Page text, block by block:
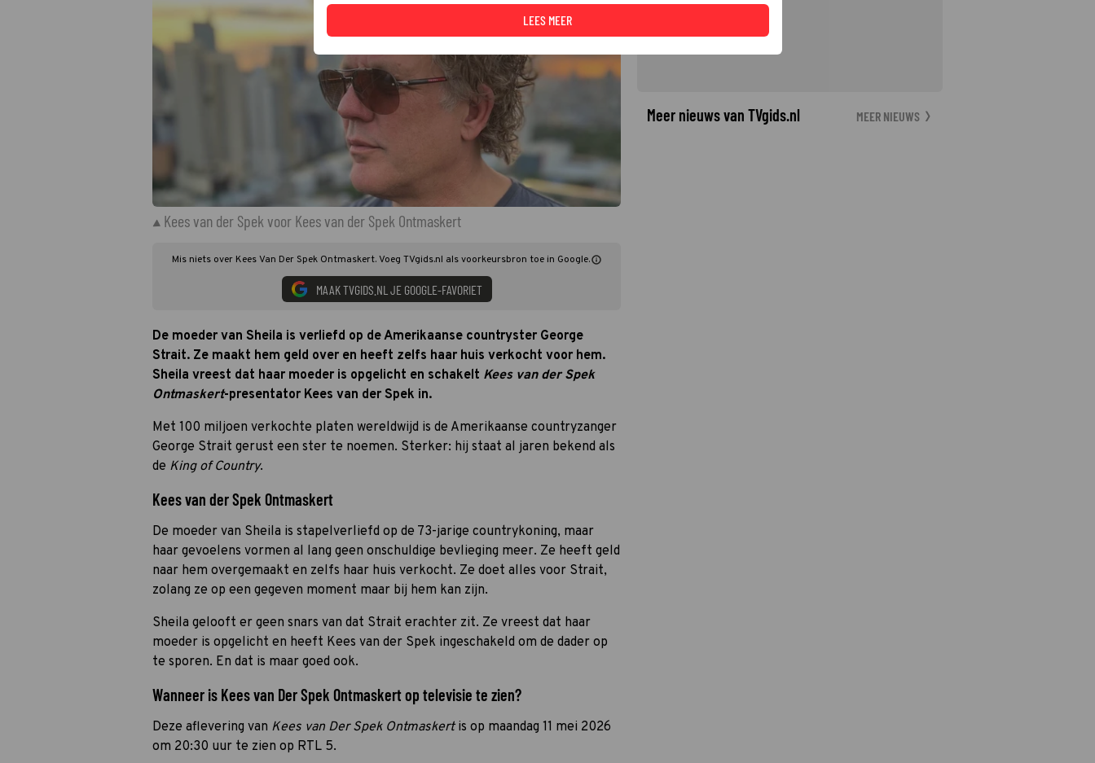
Kees van der Spek voor Kees van der Spek Ontmaskert
Mis niets over Kees Van Der Spek Ontmaskert. Voeg TVgids.nl als voorkeursbron toe in Google.
MAAK TVGIDS.NL JE GOOGLE-FAVORIET
De moeder van Sheila is verliefd op de Amerikaanse countryster George
Strait. Ze maakt hem geld over en heeft zelfs haar huis verkocht voor hem.
Sheila vreest dat haar moeder is opgelicht en schakelt Kees van der Spek
Ontmaskert-presentator Kees van der Spek in.
Met 100 miljoen verkochte platen wereldwijd is de Amerikaanse countryzanger
George Strait gerust een ster te noemen. Sterker: hij staat al jaren bekend als
de King of Country.
Kees van der Spek Ontmaskert
De moeder van Sheila is stapelverliefd op de 73-jarige countrykoning, maar
haar gevoelens vormen al lang geen onschuldige bevlieging meer. Ze heeft geld
naar hem overgemaakt en zelfs haar huis verkocht. Ze doet alles voor Strait,
zolang ze op een gegeven moment maar bij hem kan zijn.
Sheila gelooft er geen snars van dat Strait erachter zit. Ze vreest dat haar
moeder is opgelicht en heeft Kees van der Spek ingeschakeld om de dader op
te sporen. En dat is maar goed ook.
Wanneer is Kees van Der Spek Ontmaskert op televisie te zien?
Deze aflevering van Kees van Der Spek Ontmaskertis op maandag 11 mei 2026
om 20:30 uur te zien op RTL 5.
Meer nieuws van TVgids.nl MEER NIEUWS
LEES MEER